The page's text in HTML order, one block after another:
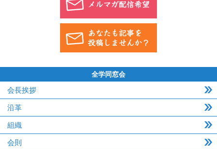
全学同窓会
会長挨拶
沿革
組織
会則